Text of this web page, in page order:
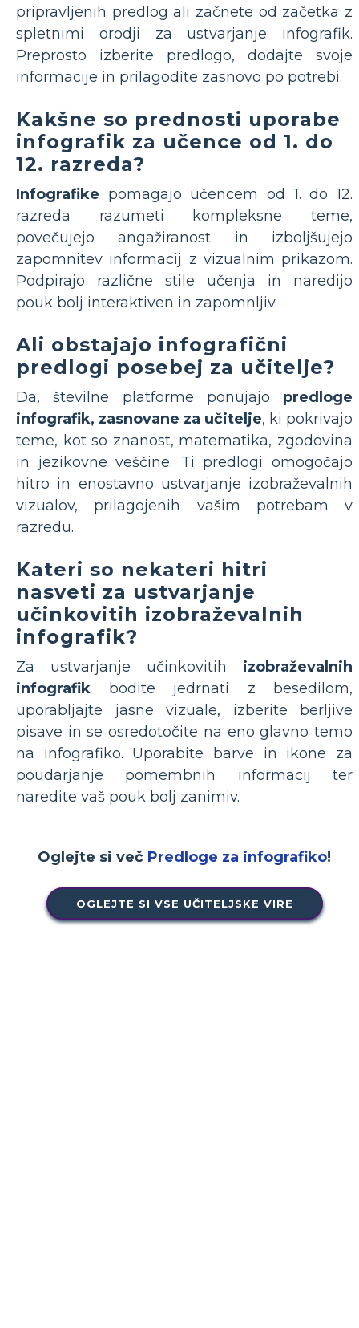
pripravljenih predlog ali začnete od začetka z
spletnimi orodji za ustvarjanje infografik.
Preprosto izberite predlogo, dodajte svoje
informacije in prilagodite zasnovo po potrebi.
Kakšne so prednosti uporabe
infografik za učence od 1. do
12. razreda?
Infografike pomagajo učencem od 1. do 12.
razreda razumeti kompleksne teme,
povečujejo angažiranost in izboljšujejo
zapomnitev informacij z vizualnim prikazom.
Podpirajo različne stile učenja in naredijo
pouk bolj interaktiven in zapomnljiv.
Ali obstajajo infografični
predlogi posebej za učitelje?
Da, številne platforme ponujajo predloge
infografik, zasnovane za učitelje, ki pokrivajo
teme, kot so znanost, matematika, zgodovina
in jezikovne veščine. Ti predlogi omogočajo
hitro in enostavno ustvarjanje izobraževalnih
vizualov, prilagojenih vašim potrebam v
razredu.
Kateri so nekateri hitri
nasveti za ustvarjanje
učinkovitih izobraževalnih
infografik?
Za ustvarjanje učinkovitih izobraževalnih
infografik bodite jedrnati z besedilom,
uporabljajte jasne vizuale, izberite berljive
pisave in se osredotočite na eno glavno temo
na infografiko. Uporabite barve in ikone za
poudarjanje pomembnih informacij ter
naredite vaš pouk bolj zanimiv.
Oglejte si več Predloge za infografiko!
OGLEJTE SI VSE UČITELJSKE VIRE